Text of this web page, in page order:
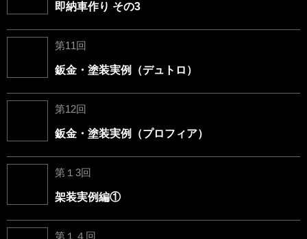
即納車作り その3
第11回
鈑金・塗装実例（デュトロ）
第12回
鈑金・塗装実例（プロフィア）
第１3回
架装実例編①
第１４回